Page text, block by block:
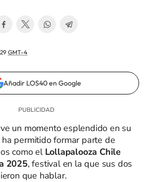
GMT-4
Añadir LOS40 en Google
un momento esplendido en su
permitido formar parte de
como el Lollapalooza Chile
2025, festival en la que sus dos
que hablar.